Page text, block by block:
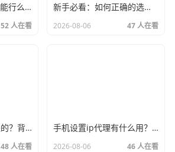
手机工作室用代理IP能行么？过来人的经验告诉你答案
52 人在看
新手必看：如何正确的选择代理ip软件，别再交智商税了
2026-08-06 47 人在看
动态ip代理是怎么来的？背后的原理比你想象的精彩
48 人在看
手机设置ip代理有什么用？不只是改定位那么简单
2026-08-06 46 人在看